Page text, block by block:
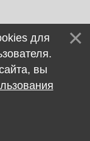
для
вы